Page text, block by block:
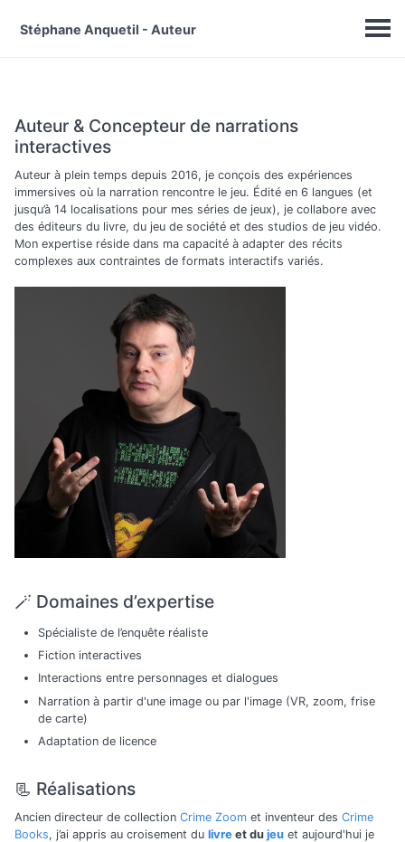
Stéphane Anquetil - Auteur
Auteur & Concepteur de narrations
interactives
Auteur à plein temps depuis 2016, je conçois des expériences
immersives où la narration rencontre le jeu. Édité en 6 langues (et
jusqu’à 14 localisations pour mes séries de jeux), je collabore avec
des éditeurs du livre, du jeu de société et des studios de jeu vidéo.
Mon expertise réside dans ma capacité à adapter des récits
complexes aux contraintes de formats interactifs variés.
🪄 Domaines d’expertise
Spécialiste de l’enquête réaliste
Fiction interactives
Interactions entre personnages et dialogues
Narration à partir d'une image ou par l'image (VR, zoom, frise
de carte)
Adaptation de licence
📃 Réalisations
Ancien directeur de collection Crime Zoom et inventeur des Crime
Books, j’ai appris au croisement du livre et du jeu et aujourd'hui je